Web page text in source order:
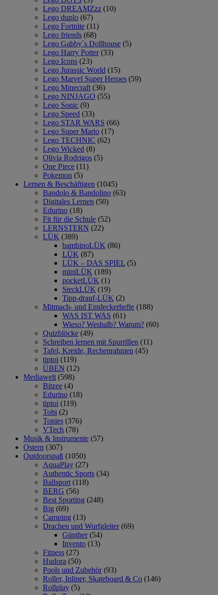
Lego DREAMZzz (10)
Lego duplo (67)
Lego Fortnite (11)
Lego friends (68)
Lego Gabby´s Dollhouse (5)
Lego Harry Potter (33)
Lego Icons (23)
Lego Jurassic World (15)
Lego Marvel Super Heroes (59)
Lego Minecraft (36)
Lego NINJAGO (55)
Lego Sonic (9)
Lego Speed (33)
Lego STAR WARS (66)
Lego Super Mario (17)
Lego TECHNIC (62)
Lego Wicked (8)
Olivia Rodrigos (5)
One Piece (11)
Pokemon (5)
Lernen & Beschäftigen (1045)
Bandolo & Bandolino (63)
Digitales Lernen (50)
Edurino (18)
Fit für die Schule (52)
LERNSTERN (22)
LÜK (389)
bambinoLÜK (86)
LÜK (87)
LÜK – DAS SPIEL (5)
miniLÜK (189)
pocketLÜK (1)
SteckLÜK (19)
Tipp-drauf-LÜK (2)
Mitmach- und Entdeckerhefte (188)
WAS IST WAS (61)
Wieso? Weshalb? Warum? (60)
Quizblöcke (49)
Schreiben lernen mit Spurrillen (11)
Tafel, Kreide, Rechenrahmen (45)
tiptoi (119)
ÜBEN (12)
Mediawelt (598)
Bitzee (4)
Edurino (18)
tiptoi (119)
Tobi (2)
Tonies (376)
VTech (78)
Musik & Instrumente (57)
Ostern (307)
Outdoorspaß (1050)
AquaPlay (27)
Authentic Sports (34)
Ballsport (118)
BERG (56)
Best Sporting (248)
Big (69)
Camping (13)
Drachen und Wurfgleiter (69)
Günther (54)
Invento (13)
Fitness (27)
Hudora (50)
Pools und Zubehör (93)
Roller, Inliner, Skateboard & Co (146)
Rollplay (5)